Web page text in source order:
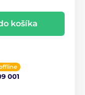
košíka
001